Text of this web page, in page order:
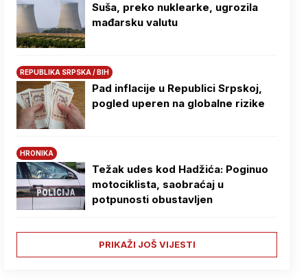
Suša, preko nuklearke, ugrozila
mađarsku valutu
REPUBLIKA SRPSKA / BIH
Pad inflacije u Republici Srpskoj,
pogled uperen na globalne rizike
HRONIKA
Težak udes kod Hadžića: Poginuo
motociklista, saobraćaj u
potpunosti obustavljen
PRIKAŽI JOŠ VIJESTI